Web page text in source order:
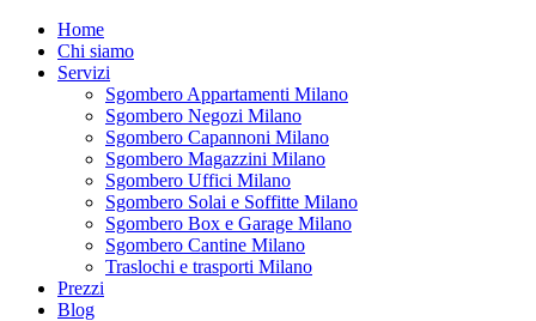
Home
Chi siamo
Servizi
Sgombero Appartamenti Milano
Sgombero Negozi Milano
Sgombero Capannoni Milano
Sgombero Magazzini Milano
Sgombero Uffici Milano
Sgombero Solai e Soffitte Milano
Sgombero Box e Garage Milano
Sgombero Cantine Milano
Traslochi e trasporti Milano
Prezzi
Blog